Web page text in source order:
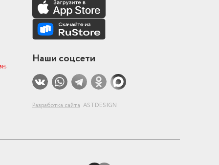
.
Наши соцсети
Разработка сайта ASTDESIGN